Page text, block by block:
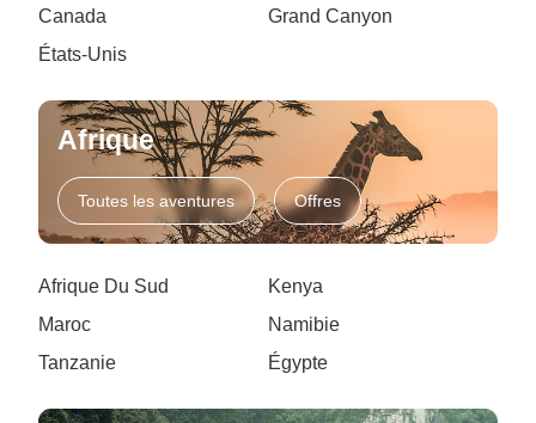
Canada
Grand Canyon
États-Unis
Afrique
Toutes les aventures Offres
Afrique Du Sud
Kenya
Maroc
Namibie
Tanzanie
Égypte